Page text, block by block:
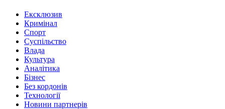
Ексклюзив
Кримінал
Спорт
Суспільство
Влада
Культура
Аналітика
Бізнес
Без кордонів
Технології
Новини партнерів